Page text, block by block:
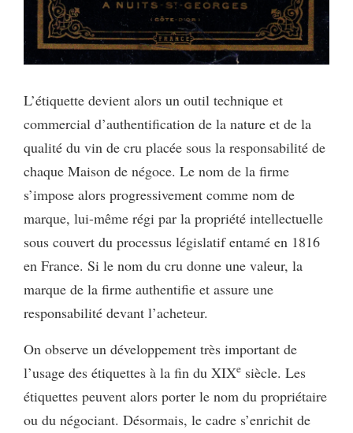
L’étiquette devient alors un outil technique et
commercial d’authentification de la nature et de la
qualité du vin de cru placée sous la responsabilité de
chaque Maison de négoce. Le nom de la firme
s’impose alors progressivement comme nom de
marque, lui-même régi par la propriété intellectuelle
sous couvert du processus législatif entamé en 1816
en France. Si le nom du cru donne une valeur, la
marque de la firme authentifie et assure une
responsabilité devant l’acheteur.
On observe un développement très important de
l’usage des étiquettes à la fin du XIXe siècle. Les
étiquettes peuvent alors porter le nom du propriétaire
ou du négociant. Désormais, le cadre s’enrichit de